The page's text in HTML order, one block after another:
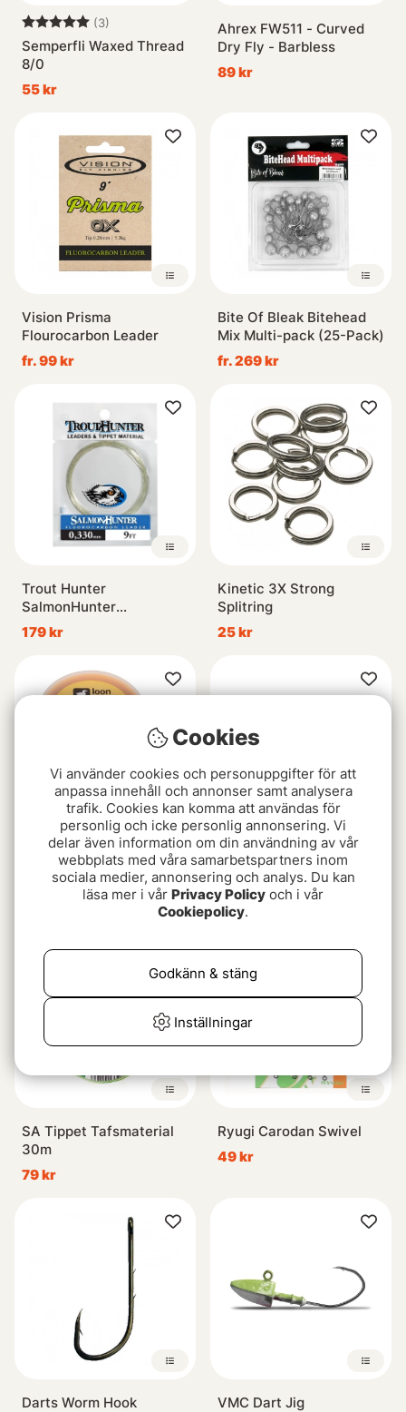
Betyg: (3)
5.0 utav 5 stjärnor
Semperfli Waxed Thread
8/0
55 kr
Ahrex FW511 - Curved
Dry Fly - Barbless
89 kr
Vision Prisma
Flourocarbon Leader
fr. 99 kr
Bite Of Bleak Bitehead
Mix Multi-pack (25-Pack)
fr. 269 kr
Trout Hunter
SalmonHunter
Fluorocarbon Taperad
Tafs 9ft
179 kr
Kinetic 3X Strong
Splitring
25 kr
Loon Camo Drop - Twist
Westin Offset Ned Jig
Head Lead
39 kr
SA Tippet Tafsmaterial
30m
79 kr
Ryugi Carodan Swivel
49 kr
Darts Worm Hook
VMC Dart Jig
Cookies
Vi använder cookies och personuppgifter för att
anpassa innehåll och annonser samt analysera
trafik. Cookies kan komma att användas för
personlig och icke personlig annonsering. Vi
delar även information om din användning av vår
webbplats med våra samarbetspartners inom
sociala medier, annonsering och analys. Du kan
läsa mer i vår Privacy Policy och i vår
Cookiepolicy.
Inställningar
Godkänn & stäng